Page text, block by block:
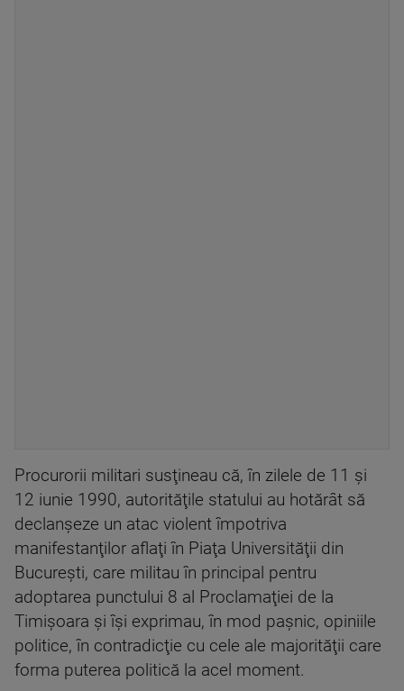
Procurorii militari susţineau că, în zilele de 11 şi
12 iunie 1990, autorităţile statului au hotărât să
declanşeze un atac violent împotriva
manifestanţilor aflaţi în Piaţa Universităţii din
Bucureşti, care militau în principal pentru
adoptarea punctului 8 al Proclamaţiei de la
Timişoara şi îşi exprimau, în mod paşnic, opiniile
politice, în contradicţie cu cele ale majorităţii care
forma puterea politică la acel moment.